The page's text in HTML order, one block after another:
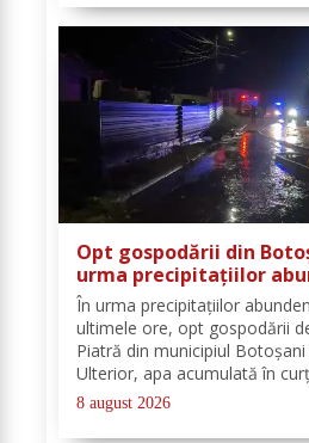
Opt gospodării din
urma precipitațiilor
ultimele ore
În urma precipitațiilor
ultimele ore, opt gospodării
Piatră din municipiul
Ulterior, apa acumulată în
pe carosabil. Pentru
din cadrul Detașamentului
8 august 2026